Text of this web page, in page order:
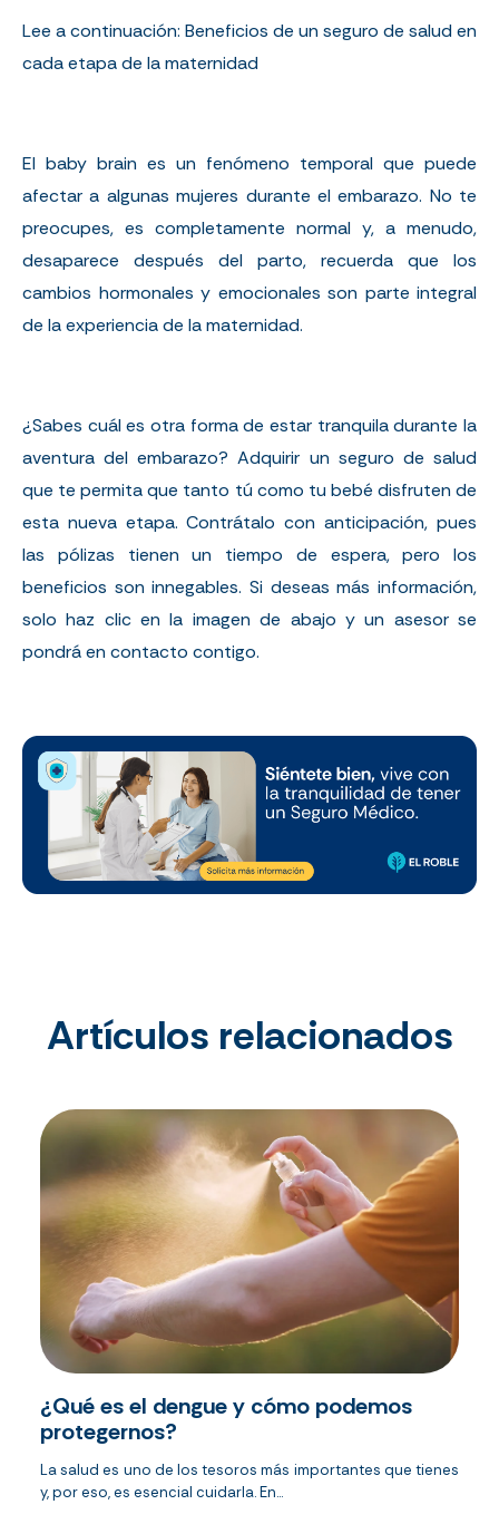
Lee a continuación: Beneficios de un seguro de salud en
cada etapa de la maternidad
El baby brain es un fenómeno temporal que puede
afectar a algunas mujeres durante el embarazo. No te
preocupes, es completamente normal y, a menudo,
desaparece después del parto, recuerda que los
cambios hormonales y emocionales son parte integral
de la experiencia de la maternidad.
¿Sabes cuál es otra forma de estar tranquila durante la
aventura del embarazo? Adquirir un seguro de salud
que te permita que tanto tú como tu bebé disfruten de
esta nueva etapa. Contrátalo con anticipación, pues
las pólizas tienen un tiempo de espera, pero los
beneficios son innegables. Si deseas más información,
solo haz clic en la imagen de abajo y un asesor se
pondrá en contacto contigo.
Artículos relacionados
¿Qué es el dengue y cómo podemos
protegernos?
La salud es uno de los tesoros más importantes que tienes
y, por eso, es esencial cuidarla. En...